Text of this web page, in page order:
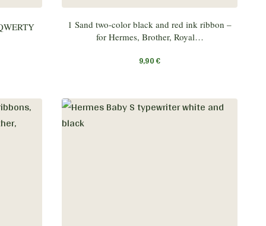
1 Sand two-color black and red ink ribbon –
for Hermes, Brother, Royal…
9,90€